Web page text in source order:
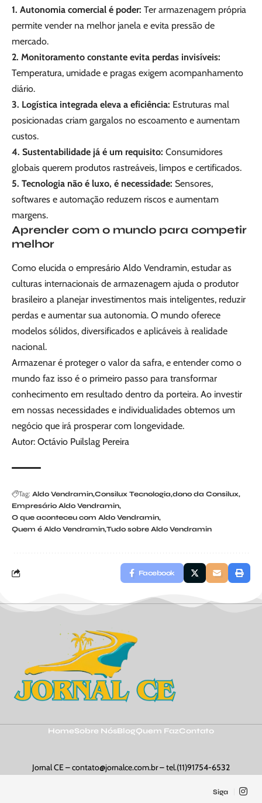
1. Autonomia comercial é poder: Ter armazenagem própria
permite vender na melhor janela e evita pressão de
mercado.
2. Monitoramento constante evita perdas invisíveis:
Temperatura, umidade e pragas exigem acompanhamento
diário.
3. Logística integrada eleva a eficiência: Estruturas mal
posicionadas criam gargalos no escoamento e aumentam
custos.
4. Sustentabilidade já é um requisito: Consumidores
globais querem produtos rastreáveis, limpos e certificados.
5. Tecnologia não é luxo, é necessidade: Sensores,
softwares e automação reduzem riscos e aumentam
margens.
Aprender com o mundo para competir
melhor
Como elucida o empresário Aldo Vendramin, estudar as
culturas internacionais de armazenagem ajuda o produtor
brasileiro a planejar investimentos mais inteligentes, reduzir
perdas e aumentar sua autonomia. O mundo oferece
modelos sólidos, diversificados e aplicáveis à realidade
nacional.
Armazenar é proteger o valor da safra, e entender como o
mundo faz isso é o primeiro passo para transformar
conhecimento em resultado dentro da porteira. Ao investir
em nossas necessidades e individualidades obtemos um
negócio que irá prosperar com longevidade.
Autor: Octávio Puilslag Pereira
Tag: Aldo Vendramin Consilux Tecnologia dono da Consilux
Empresário Aldo Vendramin
O que aconteceu com Aldo Vendramin
Quem é Aldo Vendramin Tudo sobre Aldo Vendramin
Facebook
HomeSobre NósBlogQuem FazContato
Jornal CE –contato@jornalce.com.br– tel.(11)91754-6532
Siga